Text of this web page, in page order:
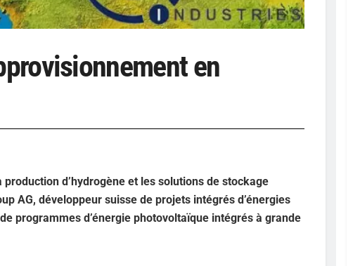
en
d’hydrogène et les solutions de stockage
AG, développeur suisse de projets intégrés d’énergies
programmes d’énergie photovoltaïque intégrés à grande